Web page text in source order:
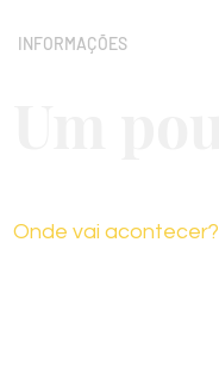
INFORMAÇÕES
Onde vai acontecer?